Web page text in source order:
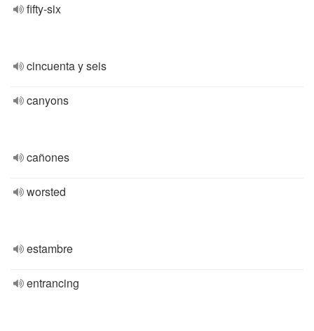
fifty-six
cincuenta y seis
canyons
cañones
worsted
estambre
entrancing